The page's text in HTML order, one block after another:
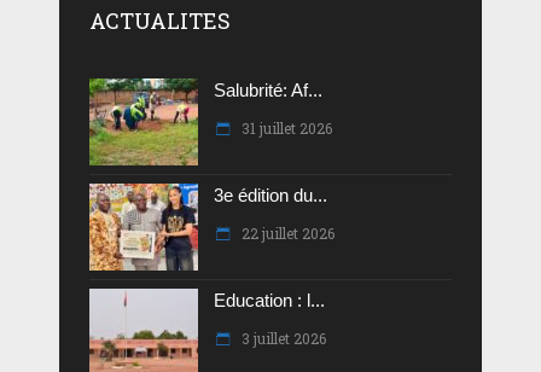
ACTUALITES
Salubrité: Af...
31 juillet 2026
3e édition du...
22 juillet 2026
Education : l...
3 juillet 2026